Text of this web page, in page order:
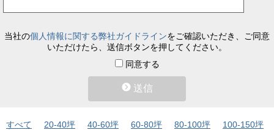
当社の個人情報に関する弊社ガイドラインをご確認いただき、ご同意
いただけたら、送信ボタンを押してください。
同意する
送信
すべて 20-40坪 40-60坪 60-80坪 80-100坪 100-150坪